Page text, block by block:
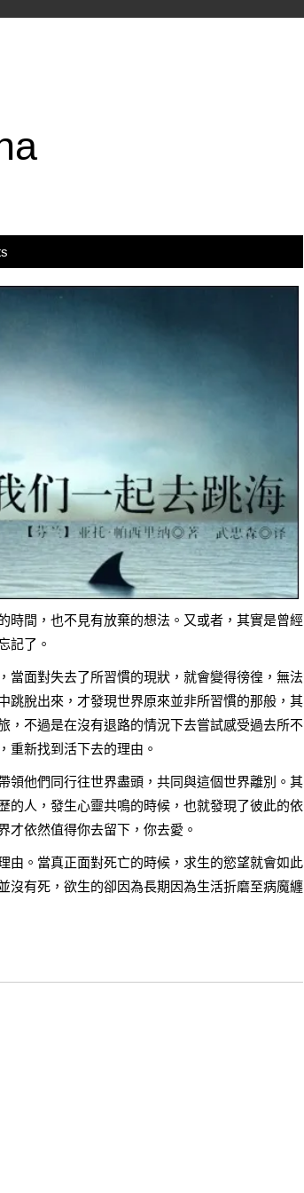
時間，也不見有放棄的想法。又或者，其實是曾經
記了。
當面對失去了所習慣的現狀，就會變得徬徨，無法
跳脫出來，才發現世界原來並非所習慣的那般，其
，不過是在沒有退路的情況下去嘗試感受過去所不
重新找到活下去的理由。
領他們同行往世界盡頭，共同與這個世界離別。其
的人，發生心靈共鳴的時候，也就發現了彼此的依
才依然值得你去留下，你去愛。
由。當真正面對死亡的時候，求生的慾望就會如此
沒有死，欲生的卻因為長期因為生活折磨至病魔纏